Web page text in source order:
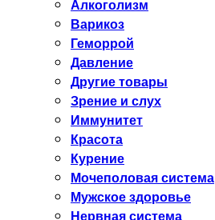
Алкоголизм
Варикоз
Геморрой
Давление
Другие товары
Зрение и слух
Иммунитет
Красота
Курение
Мочеполовая система
Мужское здоровье
Нервная система